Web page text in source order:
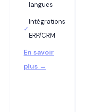
langues
✓
Intégrations
ERP/CRM
En savoir
plus →